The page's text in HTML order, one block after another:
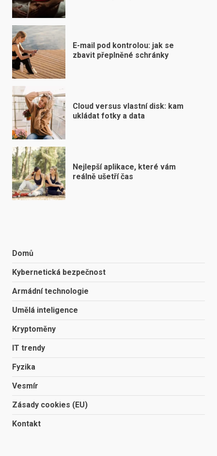
E-mail pod kontrolou: jak se
zbavit přeplněné schránky
Cloud versus vlastní disk: kam
ukládat fotky a data
Nejlepší aplikace, které vám
reálně ušetří čas
Domů
Kybernetická bezpečnost
Armádní technologie
Umělá inteligence
Kryptoměny
IT trendy
Fyzika
Vesmír
Zásady cookies (EU)
Kontakt